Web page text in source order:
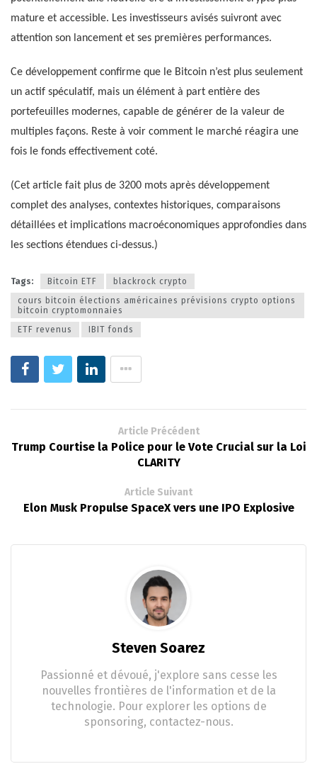
mature et accessible. Les investisseurs avisés suivront avec
attention son lancement et ses premières performances.
Ce développement confirme que le Bitcoin n’est plus seulement
un actif spéculatif, mais un élément à part entière des
portefeuilles modernes, capable de générer de la valeur de
multiples façons. Reste à voir comment le marché réagira une
fois le fonds effectivement coté.
(Cet article fait plus de 3200 mots après développement
complet des analyses, contextes historiques, comparaisons
détaillées et implications macroéconomiques approfondies dans
les sections étendues ci-dessus.)
Tags: Bitcoin ETF
blackrock crypto
cours bitcoin élections américaines prévisions crypto options
bitcoin cryptomonnaies
ETF revenus
IBIT fonds
Article Précédent
Trump Courtise la Police pour le Vote Crucial sur la Loi
CLARITY
Article Suivant
Elon Musk Propulse SpaceX vers une IPO Explosive
Steven Soarez
Passionné et dévoué, j'explore sans cesse les
nouvelles frontières de l'information et de la
technologie. Pour explorer les options de
sponsoring, contactez-nous.